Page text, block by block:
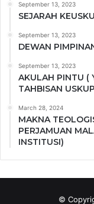
September 13, 2023
SEJARAH
September 13, 2023
DEWAN
September 13, 2023
AKULAH PINTU (
TAHBISAN USKUP
March 28, 2024
MAKNA
PERJAMUAN
INSTITUSI)
©